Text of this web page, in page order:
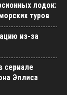
лодок:
туров
из-за
сериале
Эллиса